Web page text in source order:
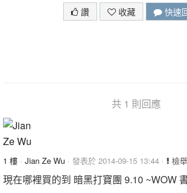
讚 收藏 快速
共 1 則回應
1 樓 · Jian Ze Wu · 發表於 2014-09-15 13:44 · 檢舉
現在哪裡買的到 暗黑打寶團 9.10 ~WOW